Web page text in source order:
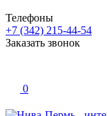
Телефоны
+7 (342) 215-44-54
Заказать звонок
0